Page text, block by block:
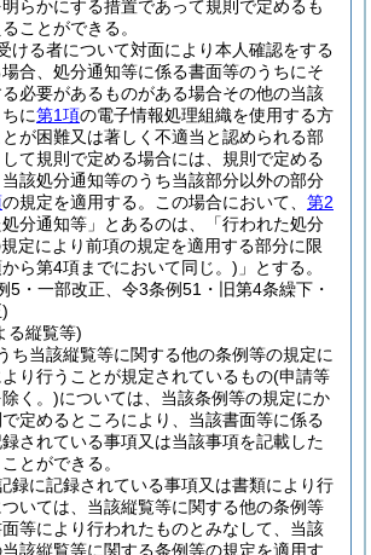
らかにする措置であって規則で定めるも
ことができる。
ける者について対面により本人確認をする
合、処分通知等に係る書面等のうちにそ
必要があるものがある場合その他の当該
に第1項の電子情報処理組織を使用する方
が困難又は著しく不適当と認められる部
て規則で定める場合には、規則で定める
該処分通知等のうち当該部分以外の部分
の規定を適用する。 この場合において、 第2
分通知等」とあるのは、「行われた処分
定により前項の規定を適用する部分に限
ら第4項までにおいて同じ。) 」とする。
5・一部改正、令3条例51・旧第4条繰下・
る縦覧等)
ち当該縦覧等に関する他の条例等の規定に
り行うことが規定されているもの(申請等
く。)については、当該条例等の規定にか
定めるところにより、当該書面等に係る
されている事項又は当該事項を記載した
とができる。
録に記録されている事項又は書類により行
いては、当該縦覧等に関する他の条例等
等により行われたものとみなして、当該
該縦覧等に関する条例等の規定を適用す